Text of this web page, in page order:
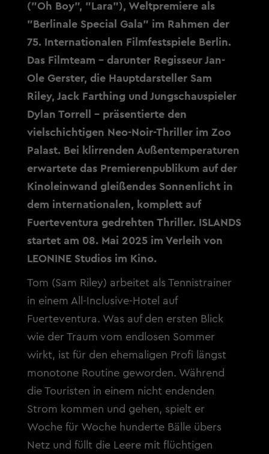
("Oh Boy", "Lara"), Weltpremiere als
"Berlinale Special Gala" im Rahmen der
75. Internationalen Filmfestspiele Berlin.
Das Filmteam - darunter Regisseur Jan-
Ole Gerster, die Hauptdarsteller Sam
Riley, Jack Farthing und Jungschauspieler
Dylan Torrell - präsentierte den
vielschichtigen Neo-Noir-Thriller im Zoo
Palast. Bei klirrenden Außentemperaturen
erwartete das Premierenpublikum auf der
Kinoleinwand gleißendes Sonnenlicht in
dem internationalen, komplett auf
Fuerteventura gedrehten Thriller. ISLANDS
startet am 08. Mai 2025 im Verleih von
LEONINE Studios im Kino.
Tom (Sam Riley) arbeitet als Tennistrainer
in einem All-Inclusive-Hotel auf
Fuerteventura. Was auf den ersten Blick
wie der Traum vom endlosen Sommer
wirkt, ist für den ehemaligen Profi längst
monotone Routine geworden. Während
die Touristen in einem nicht endenden
Strom kommen und gehen, spielt er
Woche für Woche hunderte Bälle übers
Netz und füllt die Leere mit flüchtigen